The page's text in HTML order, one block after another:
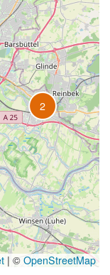
2
| © OpenStreetMap